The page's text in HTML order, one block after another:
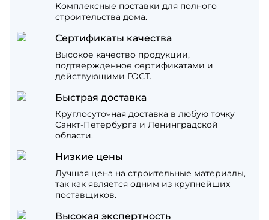
Комплексные поставки для полного
строительства дома.
Сертификаты качества
Высокое качество продукции,
подтвержденное сертификатами и
действующими ГОСТ.
Быстрая доставка
Круглосуточная доставка в любую точку
Санкт-Петербурга и Ленинградской
области.
Низкие цены
Лучшая цена на строительные материалы,
так как является одним из крупнейших
поставщиков.
Высокая экспертность